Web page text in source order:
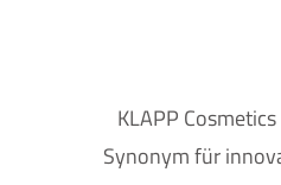
KLAPP
Synonym für